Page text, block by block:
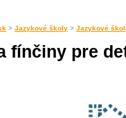
> Jazykové školy > Jazykové
fínčiny pre